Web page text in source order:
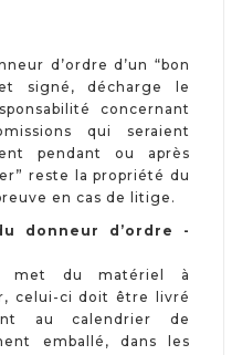
d’ordre d’un “bon
signé, décharge le
concernant
qui seraient
pendant ou après
reste la propriété du
en cas de litige.
donneur d’ordre -
met du matériel à
celui-ci doit être livré
au calendrier de
emballé, dans les